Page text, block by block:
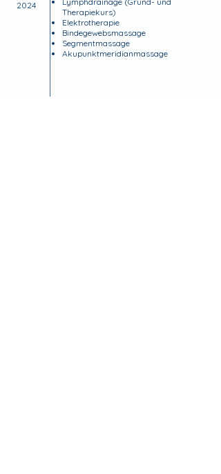
Therapiekurs)
Elektrotherapie
Bindegewebsmassage
Segmentmassage
Akupunktmeridianmassage
2024